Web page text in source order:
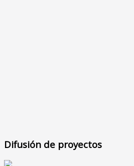
Difusión de proyectos